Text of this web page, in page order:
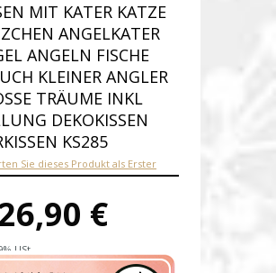
MIT KATER KATZE
ANGELKATER
ANGELN FISCHE
KLEINER ANGLER
TRÄUME INKL F
DEKOKISSEN Z
KS285
Sie dieses Produkt als Erster
€
USt.